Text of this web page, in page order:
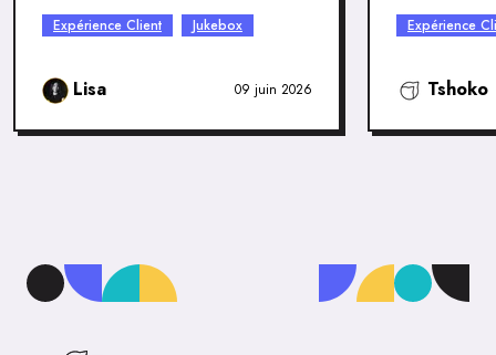
Expérience Client
Jukebox
Lisa 09 juin 2026
Expérience
Tshoko